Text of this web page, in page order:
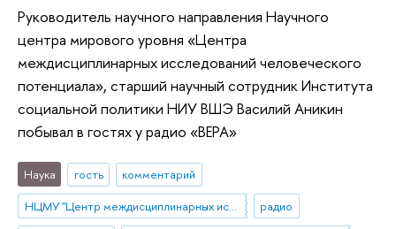
Руководитель научного направления Научного
центра мирового уровня «Центра
междисциплинарных исследований человеческого
потенциала», старший научный сотрудник Института
социальной политики НИУ ВШЭ Василий Аникин
побывал в гостях у радио «ВЕРА»
Наука гость
комментарий
НЦМУ "Центр междисциплинарных исследований человеческого потенциала"
радио